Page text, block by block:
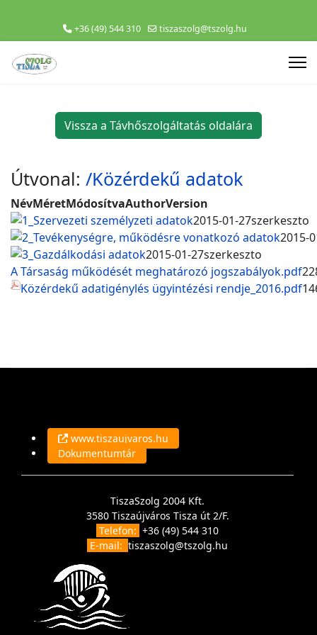
+36 (49) 544 310 tiszaszolg@tszolg.hu
Vissza a Távhőszolgáltatás oldalára
Útvonal: /Közérdekű adatok
NévMéretMódosítvaAuthorVersion
1_Szervezeti személyzeti adatok2015-01-27szerkeszto
2_Tevékenységre, működésre vonatkozó adatok2015-
3_Gazdálkodási adatok2015-01-27szerkeszto
A Társaság működését meghatározó jogszabályok.pdf
Közérdekű adatigénylés ügyintézési rendje_2016.pdf
www.tiszaujvaros.hu
Dokumentumtár
TiszaSzolg 2004 Kft.
3580 Tiszaújváros Tisza út 2/F.
Telefon: +36 (49) 544 310
E-mail: tiszaszolg@tszolg.hu